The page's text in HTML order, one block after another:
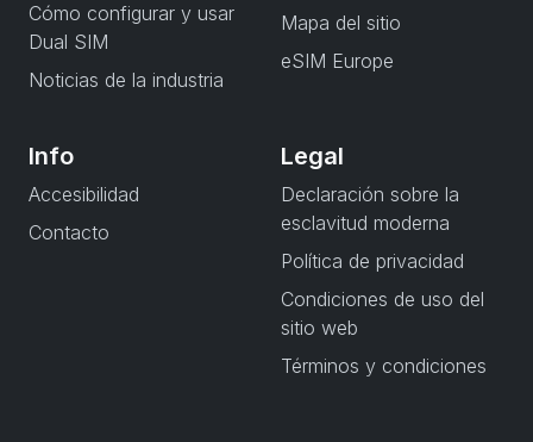
Cómo configurar y usar
Dual SIM
Noticias de la industria
Mapa del sitio
eSIM Europe
Info
Accesibilidad
Contacto
Legal
Declaración sobre la
esclavitud moderna
Política de privacidad
Condiciones de uso del
sitio web
Términos y condiciones